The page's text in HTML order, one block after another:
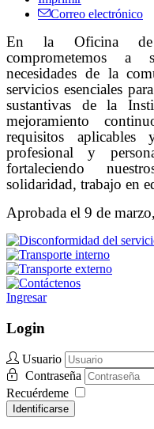
Correo electrónico
En la Oficina de
comprometemos a
necesidades de la
servicios esenciales
sustantivas de la
mejoramiento
requisitos
profesional y
fortaleciendo
solidaridad, trabajo en
Aprobada el 9 de
Ingresar
Login
Usuario
Contraseña
Recuérdeme
Identificarse